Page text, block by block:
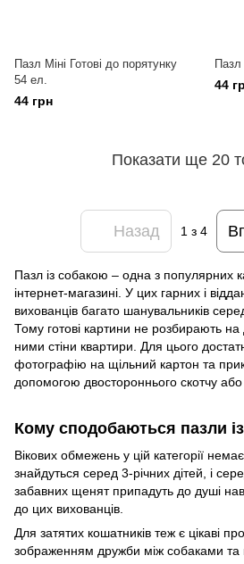
Пазл Міні Готові до порятунку
54 ел.
44 грн
Пазл
44
Показати ще 20
Назад 1 з 4
Пазл із собакою – одна з популярних
інтернет-магазині. У цих гарних і
вихованців багато шанувальників
Тому готові картини не розбирають
ними стіни квартири. Для цього
фотографію на щільний картон та
допомогою двостороннього скотчу або
Кому сподобаються пазли
Вікових обмежень у цій категорії
знайдуться серед 3-річних дітей, і
забавних щенят припадуть до душі
до цих вихованців.
Для затятих кошатників теж є цікаві
зображенням дружби між собаками та